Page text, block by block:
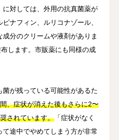
に対しては、外用の抗真菌薬が
ナフィン、ルリコナゾール、
分のクリームや液剤がありま
します。市販薬にも同様の成
が残っている可能性があるた
、症状が消えた後もさらに2〜
されています。 「症状がなく
途中でやめてしまう方が非常